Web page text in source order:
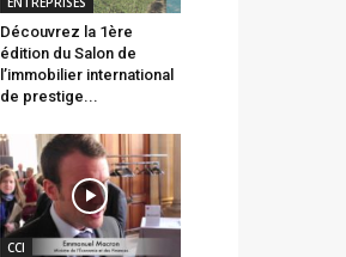
Découvrez la 1ère
édition du Salon de
l’immobilier international
de prestige...
CCI